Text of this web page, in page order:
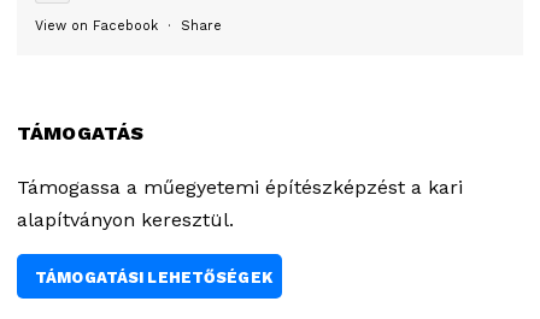
View on Facebook · Share
TÁMOGATÁS
Támogassa a műegyetemi építészképzést a kari
alapítványon keresztül.
TÁMOGATÁSI LEHETŐSÉGEK